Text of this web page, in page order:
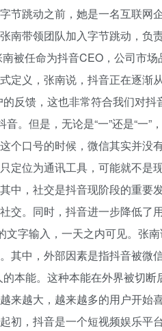
节跳动之前，她是一名互联网
南带领团队加入字节跳动，负
被任命为抖音CEO，公司市
定义，张南说，抖音正在逐渐
反馈，这也非常符合我们对
音。但是，无论是“一”还是“一
个口号的时候，微信其实并没
定位为通讯工具，可能就不是
中，社交是抖音现阶段的重要
交。同时，抖音进一步降低了
文字输入，一天之内可见。张
其中，外部因素是指抖音被微
本能。这种本能在外界被切
来越大，越来越多的用户开始
初，抖音是一个短视频娱乐平